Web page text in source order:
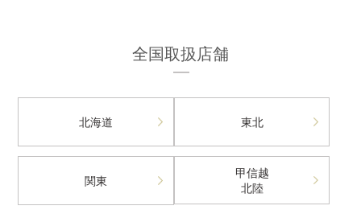
全国取扱店舗
北海道 東北
関東
甲信越
北陸